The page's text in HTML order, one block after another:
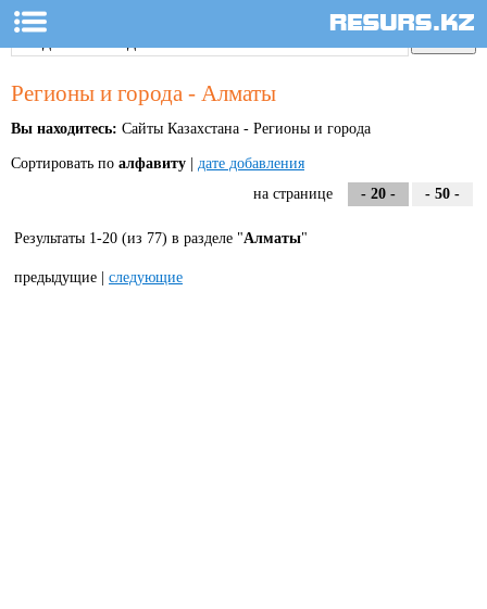
Регионы и города - Алматы
Вы находитесь: Сайты Казахстана - Регионы и города
Сортировать по алфавиту
дате добавления
на странице
- 20 - - 50 -
Результаты 1-20 (из 77) в разделе "Алматы"
предыдущие | следующие